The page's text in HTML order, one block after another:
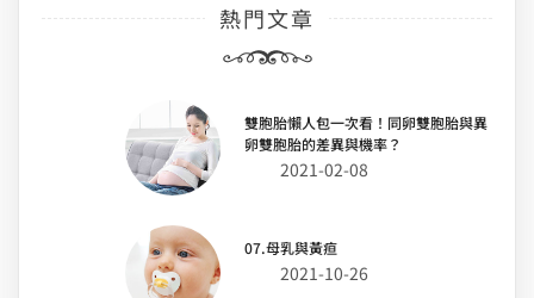
熱門文章
雙胞胎懶人包一次看！同卵雙胞胎與異
卵雙胞胎的差異與機率？
2021-02-08
07.母乳與黃疸
2021-10-26